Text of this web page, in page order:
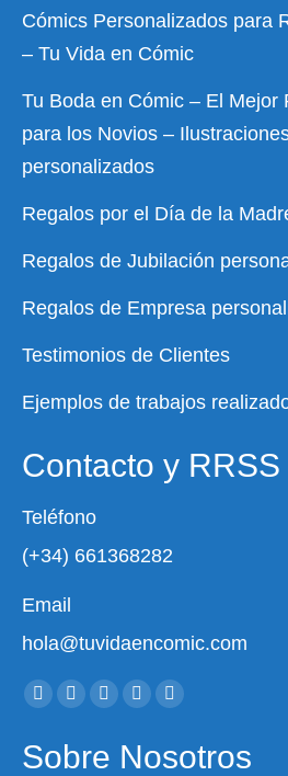
Cómics Personalizados para
– Tu Vida en Cómic
Tu Boda en Cómic – El Mejor
para los Novios –
personalizados
Regalos por el Día de la
Regalos de Jubilación
Regalos de Empresa
Testimonios de Clientes
Ejemplos de trabajos
Contacto y RRSS
Teléfono
(+34) 661368282
Email
hola@tuvidaencomic.com
Encuéntranos en:
Facebook
opens
X
opens
YouTube
opens
Instagram
opens
Whatsapp
opens
Sobre Nosotros